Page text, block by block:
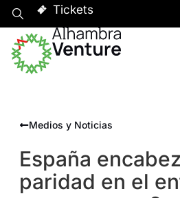
Tickets
Medios y Noticias
España
paridad en el